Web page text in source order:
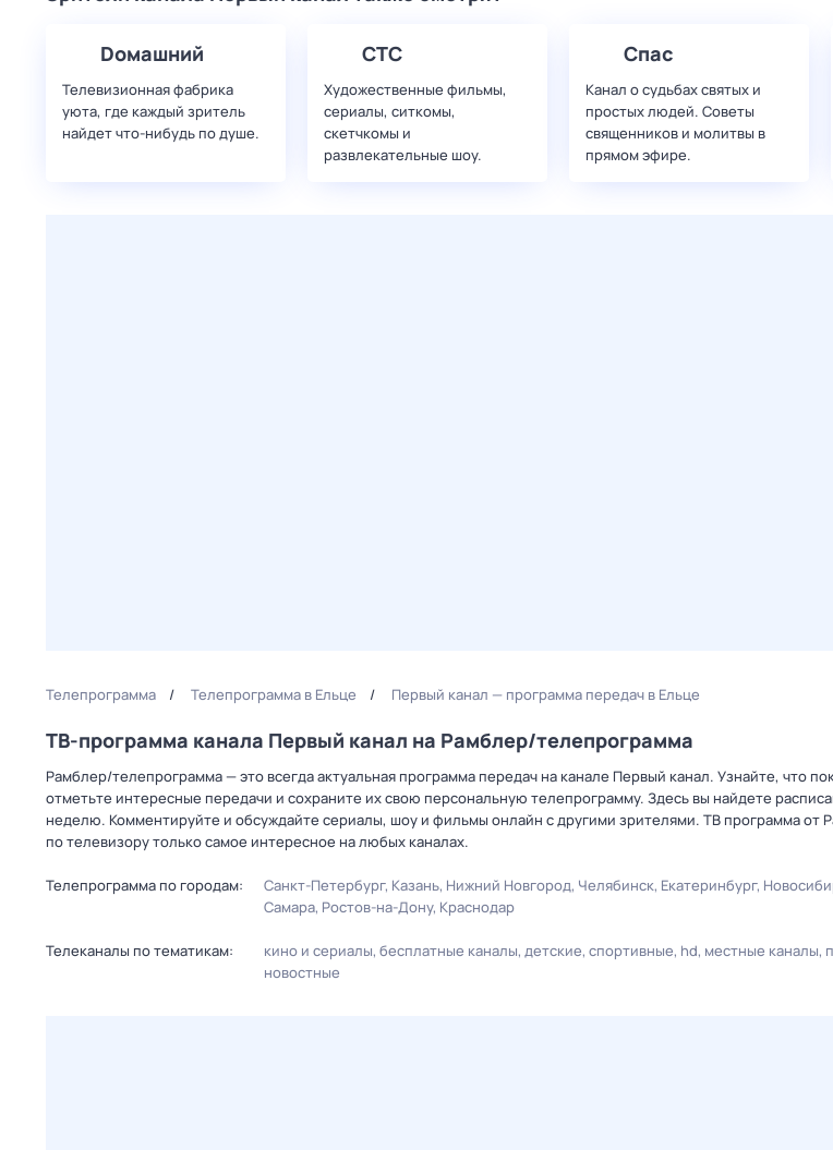
Dомашний
Телевизионная фабрика
уюта, где каждый зритель
найдет что‑нибудь по душе.
СТС
Художественные фильмы,
сериалы, ситкомы,
скетчкомы и
развлекательные шоу.
Спас
Канал о судьбах святых и
простых людей. Советы
священников и молитвы в
прямом эфире.
Телепрограмма Телепрограмма в Ельце Первый канал — программа передач в Ельце
ТВ-программа канала Первый канал на Рамблер/телепрограмма
Рамблер/телепрограмма — это всегда актуальная программа передач на канале Первый канал. Узнайте, что
отметьте интересные передачи и сохраните их свою персональную телепрограмму. Здесь вы найдете
неделю. Комментируйте и обсуждайте сериалы, шоу и фильмы онлайн с другими зрителями. ТВ программа от
по телевизору только самое интересное на любых каналах.
Телепрограмма по городам: Санкт-Петербург Казань Нижний Новгород Челябинск Екатеринбург
Самара Ростов-на-Дону Краснодар
Телеканалы по тематикам: кино и сериалы бесплатные каналы детские спортивные hd местные каналы
новостные